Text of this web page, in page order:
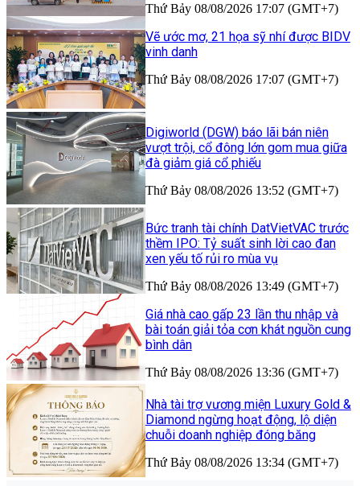
Thứ Bảy 08/08/2026 17:07 (GMT+7)
Vẽ ước mơ, 21 họa sỹ nhí được BIDV
vinh danh
Thứ Bảy 08/08/2026 17:07 (GMT+7)
Digiworld (DGW) báo lãi bán niên
vượt trội, cổ đông lớn gom mua giữa
đà giảm giá cổ phiếu
Thứ Bảy 08/08/2026 13:52 (GMT+7)
Bức tranh tài chính DatVietVAC trước
thềm IPO: Tỷ suất sinh lời cao đan
xen yếu tố rủi ro mùa vụ
Thứ Bảy 08/08/2026 13:49 (GMT+7)
Giá nhà cao gấp 23 lần thu nhập và
bài toán giải tỏa cơn khát nguồn cung
bình dân
Thứ Bảy 08/08/2026 13:36 (GMT+7)
Nhà tài trợ vương miện Luxury Gold &
Diamond ngừng hoạt động, lộ diện
chuỗi doanh nghiệp đóng băng
Thứ Bảy 08/08/2026 13:34 (GMT+7)